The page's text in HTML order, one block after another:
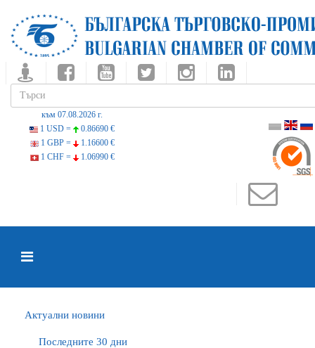
към 07.08.2026 г.
1 USD =
0.86690 €
1 GBP =
1.16600 €
1 CHF =
1.06990 €
Актуални новини
Последните 30 дни